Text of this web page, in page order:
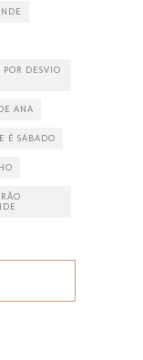
DESVIO
ANA
É SÁBADO